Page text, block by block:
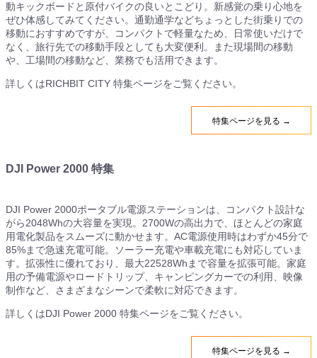
動キックボードと原付バイクの良いとこどり。新感覚の乗り心地を
ぜひ体感してみてください。通勤通学などちょっとした街乗りでの
移動におすすめですが、コンパクトで軽量なため、日常使いだけで
なく、旅行先での移動手段としても大変便利。また現場間の移動
や、工場間の移動など、業務でも活用できます。
詳しくはRICHBIT CITY 特集ページをご覧ください。
特集ページを見る →
DJI Power 2000 特集
DJI Power 2000ポータブル電源ステーションは、コンパクト設計な
がら2048Whの大容量を実現。2700Wの高出力で、ほとんどの家庭
用電化製品をスムーズに動かせます。AC電源使用時はわずか45分で
85%まで急速充電可能。ソーラー充電や車載充電にも対応していま
す。拡張性に優れており、最大22528Whまで容量を拡張可能。家庭
用の予備電源やロードトリップ、キャンピングカーでの利用、映像
制作など、さまざまなシーンで柔軟に対応できます。
詳しくはDJI Power 2000 特集ページをご覧ください。
特集ページを見る →